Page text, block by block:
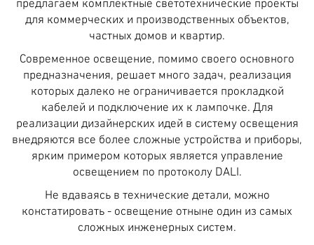
предлагаем комплектные светотехнические проекты
для коммерческих и производственных объектов,
частных домов и квартир.
Современное освещение, помимо своего основного
предназначения, решает много задач, реализация
которых далеко не ограничивается прокладкой
кабелей и подключение их к лампочке. Для
реализации дизайнерских идей в систему освещения
внедряются все более сложные устройства и приборы,
ярким примером которых является управление
освещением по протоколу DALI.
Не вдаваясь в технические детали, можно
констатировать - освещение отныне один из самых
сложных инженерных систем.
Эл. почта ×